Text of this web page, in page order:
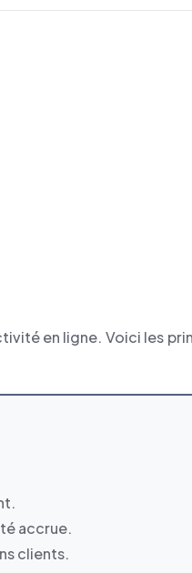
en ligne. Voici les
accrue.
clients.